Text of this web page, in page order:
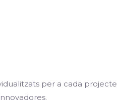
per a cada projecte